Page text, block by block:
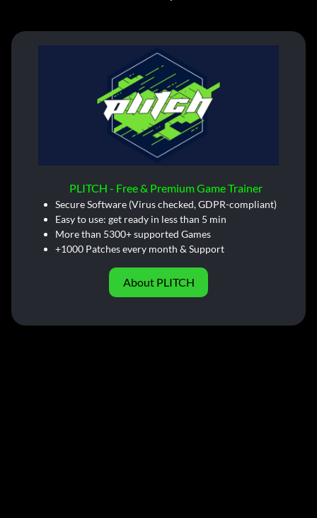
PLITCH - Free & Premium Game Trainer
Secure Software (Virus checked, GDPR-compliant)
Easy to use: get ready in less than 5 min
More than 5300+ supported Games
+1000 Patches every month & Support
About PLITCH